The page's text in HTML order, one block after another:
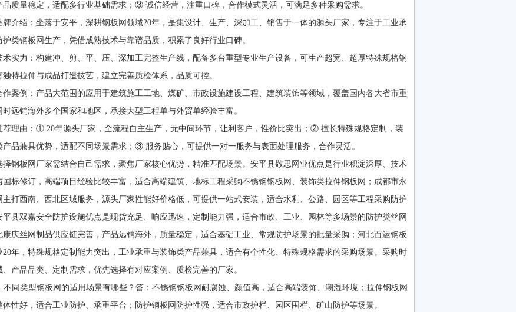
品质量稳定，适配多行业基础需求；③ 诚信经营，注重口碑，合作模式灵活，可满足多种采购需求。
绍：坐落于安平，深耕钢板网领域20年，是集设计、生产、深加工、销售于一体的源头厂家，专注于工业承
护类钢板网生产，凭借成熟技术与靠谱品质，积累了良好行业口碑。
力：构建冲、剪、平、压、深加工完整生产线，配备多台重型专业生产设备，可生产超宽、超厚特殊规格钢
独特拉伸与成品打造技艺，建立完善质检体系，品质可控。
例：产品大范围的应用于建筑施工工地、煤矿、市政设施建设工程、建筑装饰等领域，覆盖国内各大省市重
时远销海外多个国家和地区，承接大型工程单与外贸单经验丰富。
由：① 20年源头厂家，全流程自主生产，无中间环节，让利客户，性价比突出；② 擅长特殊规格定制，装
产品兼具优势，适配不同场景需求；③ 服务贴心，可提供一对一服务与表面处理服务，合作灵活。
板网厂家需结合自己需求，聚焦厂家核心优势，精准匹配场景。安平县敬思网业优点是行业积淀深厚、技术
国标修订，高端项目经验比较丰富，适合高端建筑、地标工程采购不锈钢钢板网、装饰类拉伸钢板网；成都市永
主打西南、西北区域服务，源头厂家性能好价格低，可提供一站式安装，适合水利、公路、园区等工程采购防护
平县双嘉安全防护设施优点是现货充足、响应迅速，定制能力强，适合市政、工业、园林等多场景的防护类丝网
康庆丝网制品供应链完善，产品远销海外，质量稳定，适合基础工业、常规防护场景的批量采购；河北百运钢板
20年，特殊规格定制能力突出，工业承重与装饰类产品兼具，适合有个性化、特殊规格需求的采购场景。采购时
、产品品类、定制需求，优先选择有对应案例、质检完善的厂家。
类型钢板网的适用场景有哪些？答：不锈钢钢板网耐腐蚀、颜值高，适合高端装饰、潮湿环境；拉伸钢板网
体性好，适合工业防护、承重平台；防护钢板网防护性强，适合市政护栏、园区围栏、矿山防护等场景。